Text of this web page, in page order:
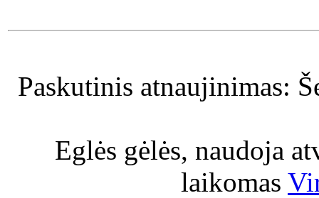
Paskutinis atnaujinimas:
Eglės gėlės, naudoja
laikomas